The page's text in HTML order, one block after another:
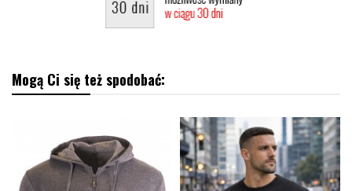
Mogą Ci się też spodobać: